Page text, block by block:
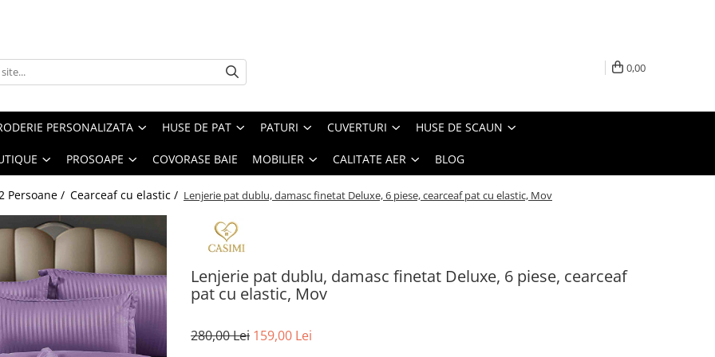
0,00
PERSONALIZATA HUSE DE PAT PATURI CUVERTURI HUSE DE SCAUN
PROSOAPE COVORASE BAIE MOBILIER CALITATE AER BLOG
Persoane / Cearceaf cu elastic / Lenjerie pat dublu, damasc finetat Deluxe, 6 piese, cearceaf pat cu elastic, Mov
Lenjerie pat dublu, damasc finetat Deluxe, 6 piese, cearceaf
pat cu elastic, Mov
280,00 Lei 159,00 Lei